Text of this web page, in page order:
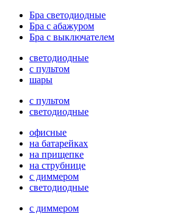
Бра светодиодные
Бра с абажуром
Бра с выключателем
светодиодные
с пультом
шары
с пультом
светодиодные
офисные
на батарейках
на прищепке
на струбнице
с диммером
светодиодные
с диммером